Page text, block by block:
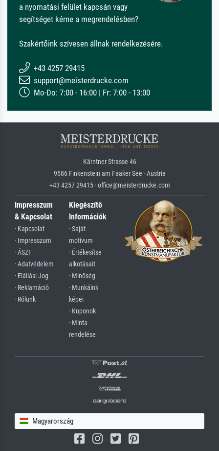
a nyomatási felület kapcsán vagy
segítséget kérne a megrendelésben?
Szakértőink szívesen állnak rendelkezésére.
+43 4257 29415
support@meisterdrucke.com
Mo-Do: 7:00 - 16:00 | Fr: 7:00 - 13:00
Kärntner Strasse 46
9586 Finkenstein am Faaker See · Austria
+43 4257 29415 · office@meisterdrucke.com
Impresszum
& Kapcsolat
· Kapcsolat
· Impresszum
· ÁSZF
· Adatvédelem
· Elállási Jog
· Reklamáció
· Rólunk
Kiegészítő
Információk
· Saját
motívum
· Értékesítse
alkotásait
· Minőség
· Munkáink
képei
· Kuponok
· Minta
rendelése
Magyarország